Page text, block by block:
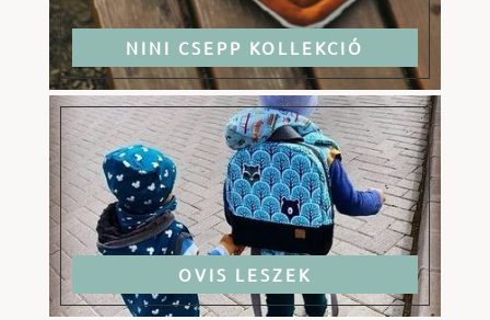
NINI CSEPP KOLLEKCIÓ
OVIS LESZEK